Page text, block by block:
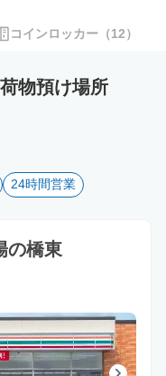
コインロッカー （12）
物預け場所
24時間営業
の橋東